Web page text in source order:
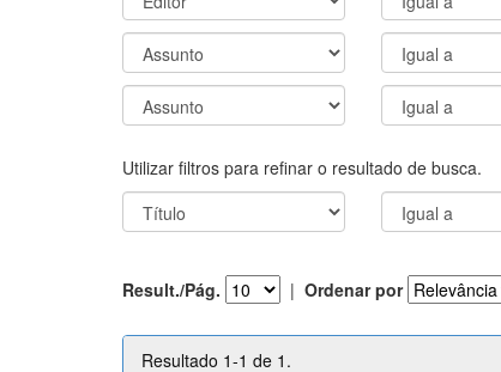
Utilizar filtros para refinar o resultado de busca.
Result./Pág. | Ordenar por
Resultado 1-1 de 1.